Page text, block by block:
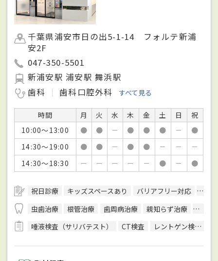
千葉県浦安市日の出5-1-14 フォルテ新浦
安2F
047-350-5501
新浦安駅 浦安駅 舞浜駅
歯科
歯科口腔外科 すべて見る
時間 月 火 水 木 金 土 日
祝
10:00～13:00
● ● － ● ● ● －
●
14:30～19:00
● ● － ● ● － －
－
14:30～18:30
－ － － － － ● － ●
祝日診療 キッズスペースあり バリアフリー対応
駐車
虫歯治療
根管治療 歯周病治療 親知らず治療
顎関
唾液検査（サリバテスト）
CT検査 レントゲン検査